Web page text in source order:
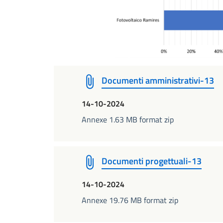
Documenti amministrativi-13
14-10-2024
Annexe 1.63 MB format zip
Documenti progettuali-13
14-10-2024
Annexe 19.76 MB format zip